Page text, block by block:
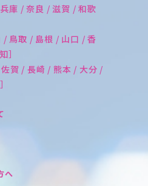
庫 / 奈良 / 滋賀 / 和歌
/ 鳥取 / 島根 / 山口 / 香
］
賀 / 長崎 / 熊本 / 大分 /
へ